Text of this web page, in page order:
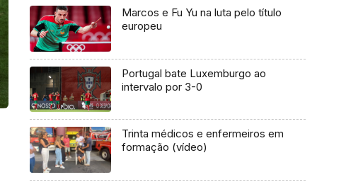
Marcos e Fu Yu na luta pelo título
europeu
Portugal bate Luxemburgo ao
intervalo por 3-0
Trinta médicos e enfermeiros em
formação (vídeo)